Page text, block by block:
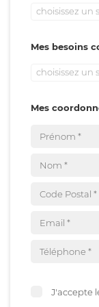
choisissez un
Mes besoins
choisissez un
Mes
J'accepte